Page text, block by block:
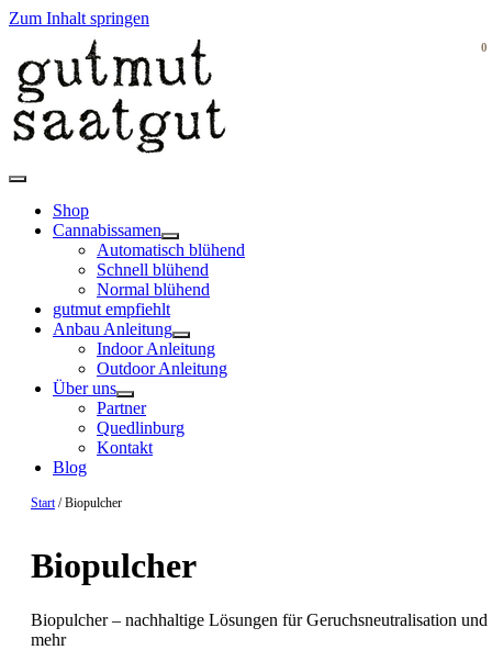
Zum Inhalt springen
0
Shop
Cannabissamen
Automatisch blühend
Schnell blühend
Normal blühend
gutmut empfiehlt
Anbau Anleitung
Indoor Anleitung
Outdoor Anleitung
Über uns
Partner
Quedlinburg
Kontakt
Blog
Start/ Biopulcher
Biopulcher
Biopulcher – nachhaltige Lösungen für Geruchsneutralisation und
mehr